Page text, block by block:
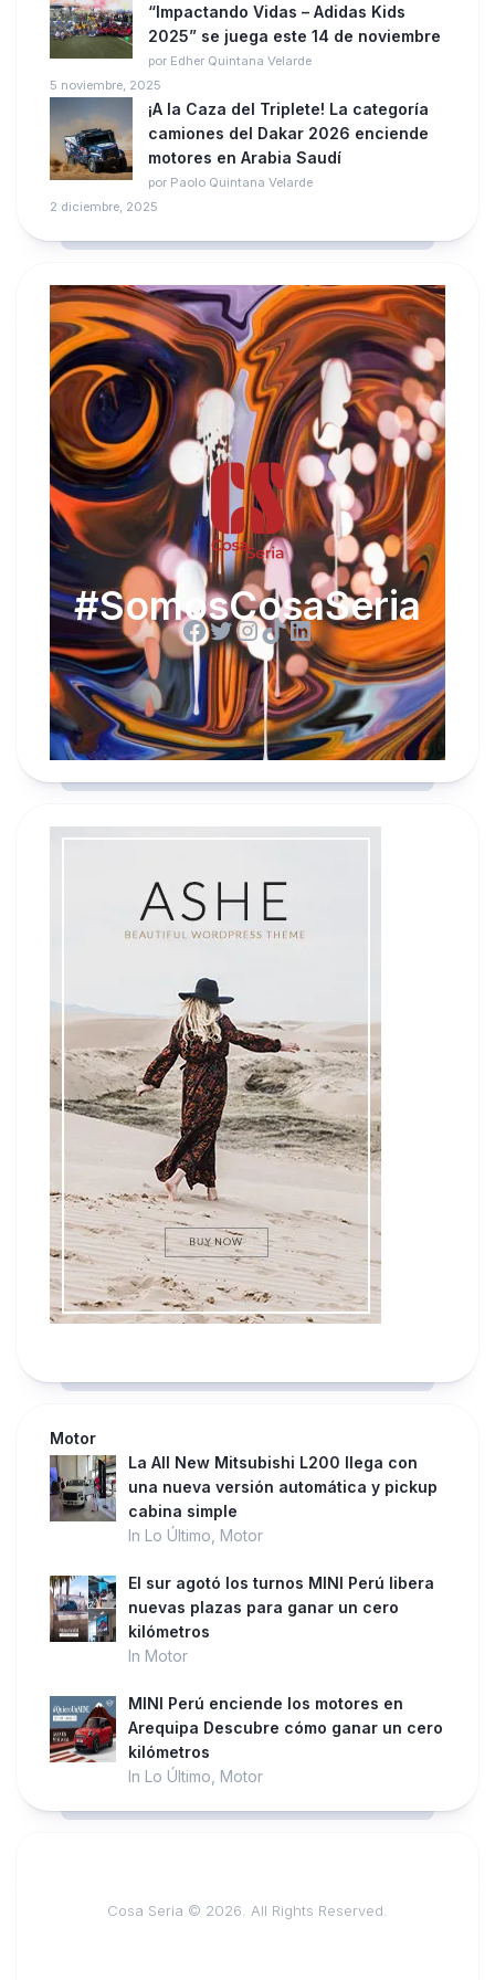
“Impactando Vidas – Adidas Kids
2025” se juega este 14 de noviembre
por Edher Quintana Velarde
5 noviembre, 2025
¡A la Caza del Triplete! La categoría
camiones del Dakar 2026 enciende
motores en Arabia Saudí
por Paolo Quintana Velarde
2 diciembre, 2025
#SomosCosaSeria
Facebook
Twitter
Instagram
TikTok
LinkedIn
Motor
La All New Mitsubishi L200 llega con
una nueva versión automática y pickup
cabina simple
In Lo Último, Motor
El sur agotó los turnos MINI Perú libera
nuevas plazas para ganar un cero
kilómetros
In Motor
MINI Perú enciende los motores en
Arequipa Descubre cómo ganar un cero
kilómetros
In Lo Último, Motor
Cosa Seria © 2026. All Rights Reserved.